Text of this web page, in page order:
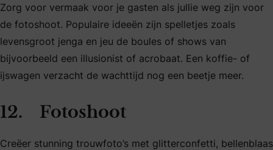
Zorg voor vermaak voor je gasten als jullie weg zijn voor
de fotoshoot. Populaire ideeën zijn spelletjes zoals
levensgroot jenga en jeu de boules of shows van
bijvoorbeeld een illusionist of acrobaat. Een koffie- of
ijswagen verzacht de wachttijd nog een beetje meer.
12. Fotoshoot
Creëer stunning trouwfoto’s met glitterconfetti, bellenblaas